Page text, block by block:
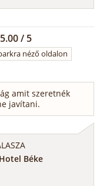
5.00 / 5
néző oldalon
amit szeretnék
javítani.
Béke